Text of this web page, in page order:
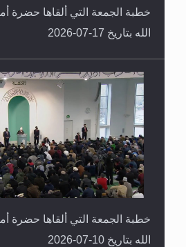
خطبة الجمعة التي ألقاها حضرة
الله بتاريخ 17-07-2026
خطبة الجمعة التي ألقاها حضرة
الله بتاريخ 10-07-2026